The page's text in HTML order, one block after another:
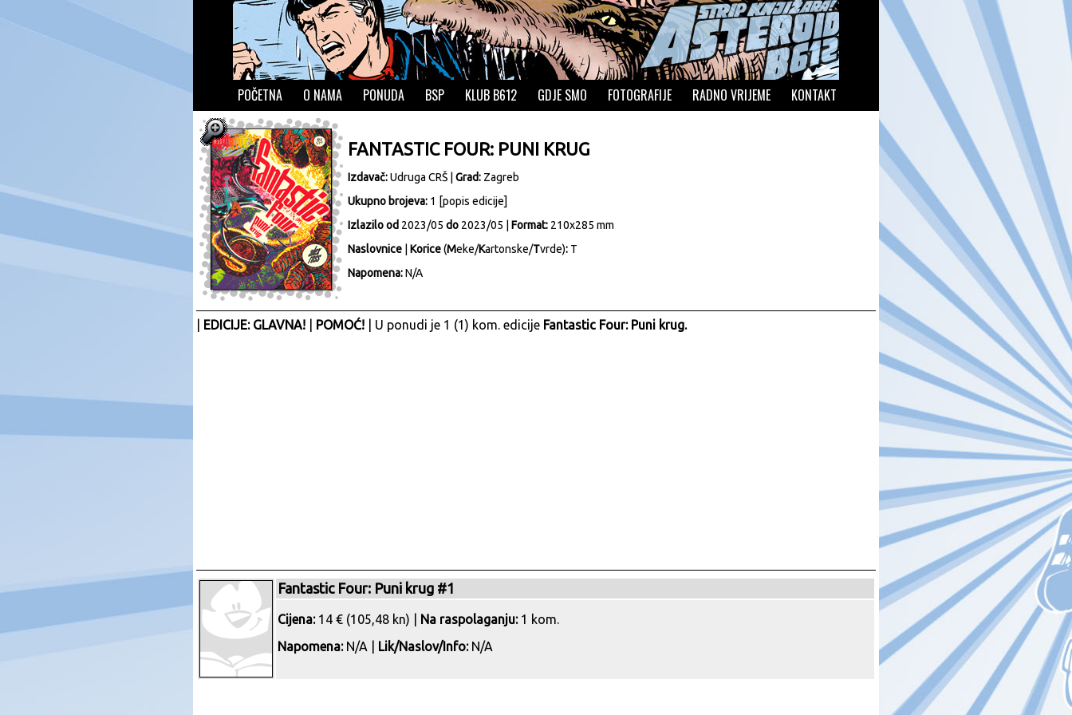
POČETNA O NAMA PONUDA BSP KLUB B612 GDJE SMO FOTOGRAFIJE RADNO VRIJEME KONTAKT
FANTASTIC FOUR: PUNI KRUG
Izdavač:Udruga CRŠ Grad: Zagreb
Ukupno brojeva: 1 [popis edicije]
Izlazilo od 2023/05 do 2023/05 | Format: 210x285 mm
Naslovnice
Korice(Meke/Kartonske/Tvrde): T
Napomena:N/A
EDICIJE: GLAVNA! POMOĆ! | U ponudi je 1 (1) kom. edicije Fantastic Four: Puni krug.
Fantastic Four: Puni krug #1
Cijena:14 € (105,48 kn) | Na raspolaganju:1 kom.
Napomena:N/A | Lik/Naslov/Info:N/A